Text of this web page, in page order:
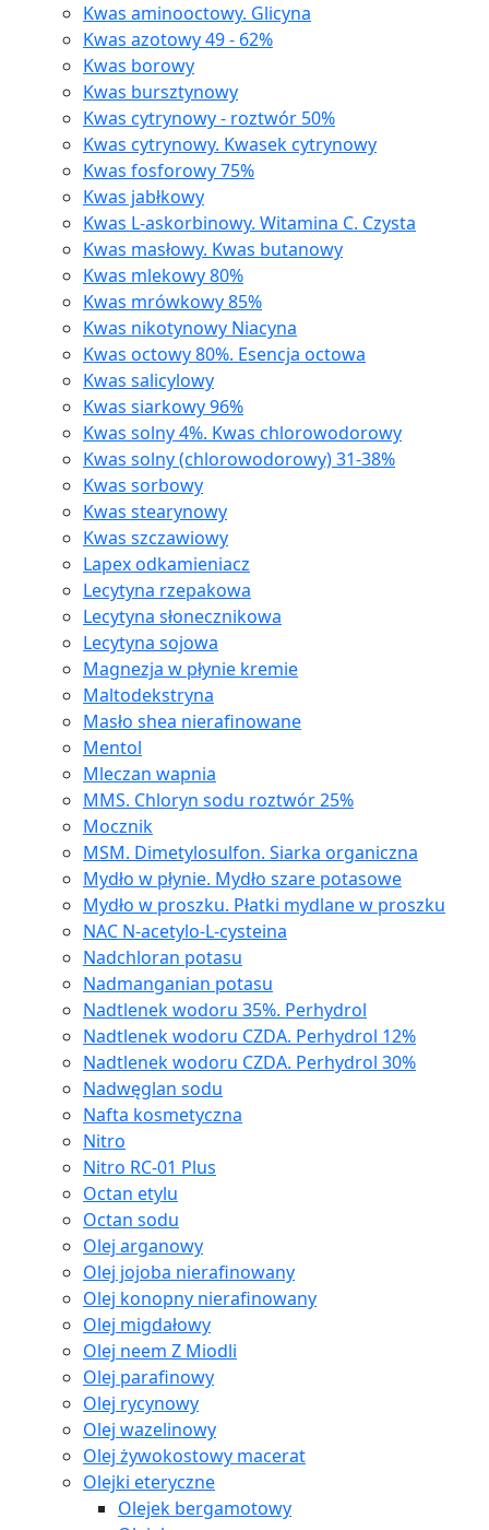
Kwas aminooctowy. Glicyna
Kwas azotowy 49 - 62%
Kwas borowy
Kwas bursztynowy
Kwas cytrynowy - roztwór 50%
Kwas cytrynowy. Kwasek cytrynowy
Kwas fosforowy 75%
Kwas jabłkowy
Kwas L-askorbinowy. Witamina C. Czysta
Kwas masłowy. Kwas butanowy
Kwas mlekowy 80%
Kwas mrówkowy 85%
Kwas nikotynowy Niacyna
Kwas octowy 80%. Esencja octowa
Kwas salicylowy
Kwas siarkowy 96%
Kwas solny 4%. Kwas chlorowodorowy
Kwas solny (chlorowodorowy) 31-38%
Kwas sorbowy
Kwas stearynowy
Kwas szczawiowy
Lapex odkamieniacz
Lecytyna rzepakowa
Lecytyna słonecznikowa
Lecytyna sojowa
Magnezja w płynie kremie
Maltodekstryna
Masło shea nierafinowane
Mentol
Mleczan wapnia
MMS. Chloryn sodu roztwór 25%
Mocznik
MSM. Dimetylosulfon. Siarka organiczna
Mydło w płynie. Mydło szare potasowe
Mydło w proszku. Płatki mydlane w proszku
NAC N-acetylo-L-cysteina
Nadchloran potasu
Nadmanganian potasu
Nadtlenek wodoru 35%. Perhydrol
Nadtlenek wodoru CZDA. Perhydrol 12%
Nadtlenek wodoru CZDA. Perhydrol 30%
Nadwęglan sodu
Nafta kosmetyczna
Nitro
Nitro RC-01 Plus
Octan etylu
Octan sodu
Olej arganowy
Olej jojoba nierafinowany
Olej konopny nierafinowany
Olej migdałowy
Olej neem Z Miodli
Olej parafinowy
Olej rycynowy
Olej wazelinowy
Olej żywokostowy macerat
Olejki eteryczne
Olejek bergamotowy